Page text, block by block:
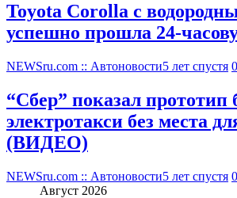
Toyota Corolla с
успешно прошла 24-
NEWSru.com :: Автоновости5 лет спустя 0
“Сбер” показал прототип
электротакси без места
(ВИДЕО)
NEWSru.com :: Автоновости5 лет спустя 0
Август 2026